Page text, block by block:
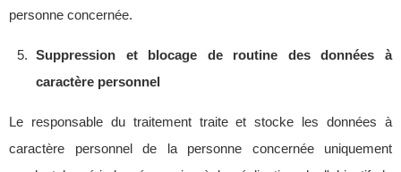
personne concernée.
Suppression et blocage de routine des données à
caractère personnel
Le responsable du traitement traite et stocke les données à
caractère personnel de la personne concernée uniquement